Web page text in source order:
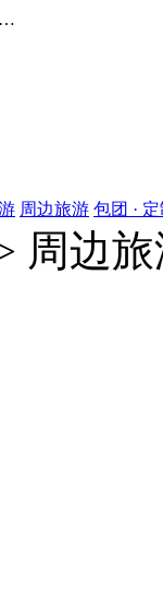
周边旅游 包团 ·
周边